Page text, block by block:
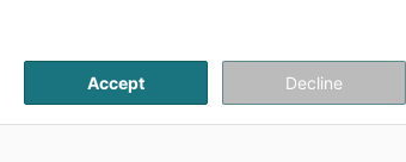
Accept Decline